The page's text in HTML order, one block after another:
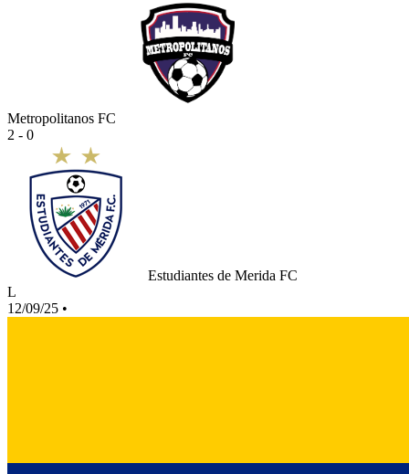
Metropolitanos FC
2 - 0
Estudiantes de Merida FC
L
12/09/25 •